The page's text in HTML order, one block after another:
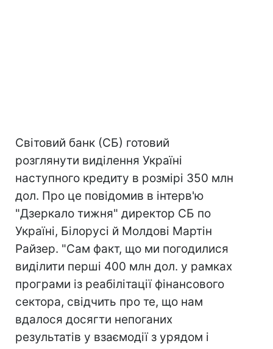
Світовий банк (СБ) готовий
розглянути виділення Україні
наступного кредиту в розмірі 350 млн
дол. Про це повідомив в інтерв'ю
"Дзеркало тижня" директор СБ по
Україні, Білорусі й Молдові Мартін
Райзер. "Сам факт, що ми погодилися
виділити перші 400 млн дол. у рамках
програми із реабілітації фінансового
сектора, свідчить про те, що нам
вдалося досягти непоганих
результатів у взаємодії з урядом і